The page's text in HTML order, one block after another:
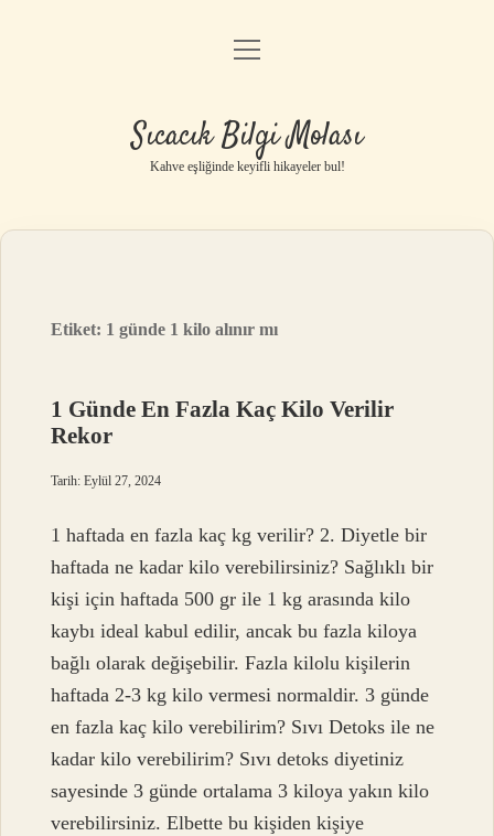
Anasayfa
Yasal Uyarı
menüyü
Sıcacık Bilgi Molası
Kahve eşliğinde keyifli hikayeler bul!
Etiket: 1 günde 1 kilo alınır mı
1 Günde En Fazla Kaç Kilo Verilir
Rekor
Tarih: Eylül 27, 2024
1 haftada en fazla kaç kg verilir? 2. Diyetle bir
haftada ne kadar kilo verebilirsiniz? Sağlıklı bir
kişi için haftada 500 gr ile 1 kg arasında kilo
kaybı ideal kabul edilir, ancak bu fazla kiloya
bağlı olarak değişebilir. Fazla kilolu kişilerin
haftada 2-3 kg kilo vermesi normaldir. 3 günde
en fazla kaç kilo verebilirim? Sıvı Detoks ile ne
kadar kilo verebilirim? Sıvı detoks diyetiniz
sayesinde 3 günde ortalama 3 kiloya yakın kilo
verebilirsiniz. Elbette bu kişiden kişiye